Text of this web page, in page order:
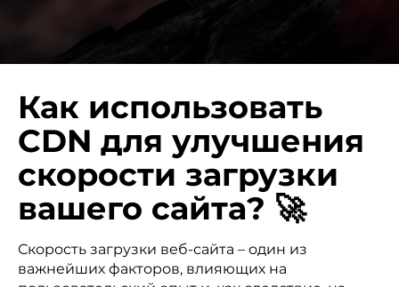
Как использовать
CDN для улучшения
скорости загрузки
вашего сайта? 🚀
Скорость загрузки веб-сайта – один из
важнейших факторов, влияющих на